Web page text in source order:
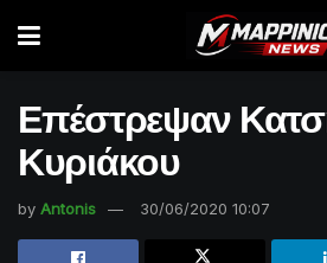
Επέστρεψαν
Κυριάκου
by Antonis 30/06/2020 10:07